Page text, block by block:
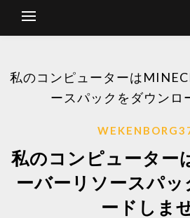
私のコンピューターは
ースパックをダウンロ
私のコンピュータ
ーバーリソースパッ
ードしま